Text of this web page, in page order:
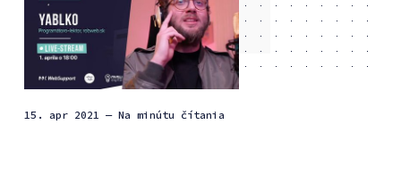
15. apr 2021 — Na minútu čítania